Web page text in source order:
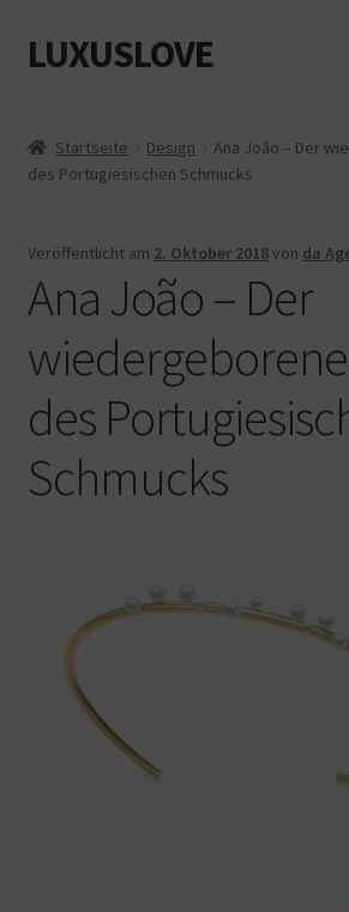
Zur
Navigation
Zum
Inhalt
LUXUSLOVE
Cookie-Richtlinie (EU)
Datenschutz
Impressum
Kasse
Mein Konto
Shop
Startseite Design
Ana João – Der
des Portugiesischen Schmucks
Veröffentlicht am 2. Oktober 2018von da
Ana João – Der
des
Schmucks